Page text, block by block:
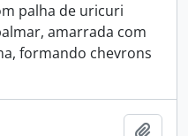
palha de uricuri
amarrada com
formando chevrons